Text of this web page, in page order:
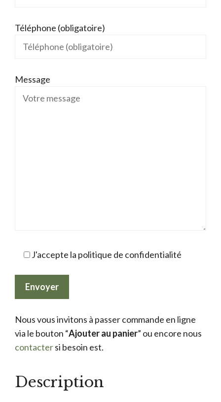
Téléphone (obligatoire)
Message
J'accepte la politique de confidentialité
Nous vous invitons à passer commande en ligne
via le bouton “Ajouter au panier” ou encore nous
contactersi besoin est.
Description